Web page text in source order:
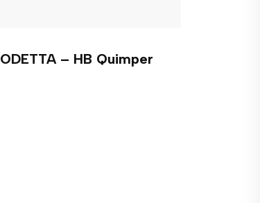
ODETTA – HB Quimper